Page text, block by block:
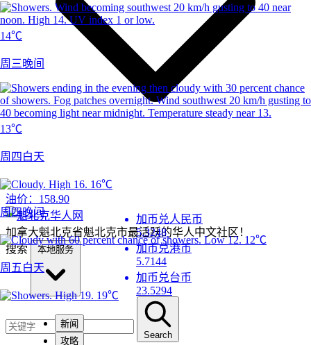
14℃
周三晚间
13℃
周四白天
16℃
周四晚间
12℃
周五白天
19℃
加币兑人民币
5.3248
加币兑港币
5.7144
加币兑台币
23.5294
油价： 158.90
加拿大魁北克省魁北克市最活跃的华人中文社区！
搜索
新闻
攻略
Search